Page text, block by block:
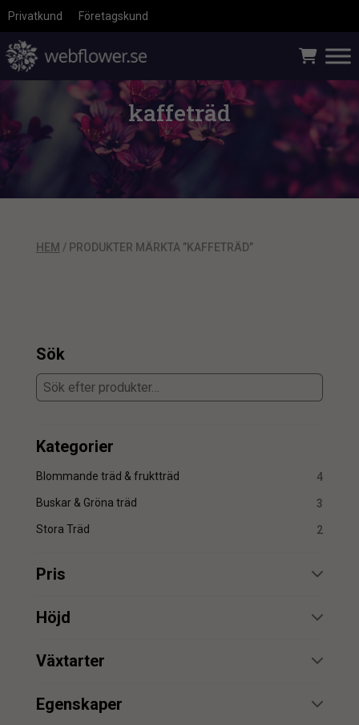
Privatkund Företagskund
kaffeträd
HEM / PRODUKTER MÄRKTA ”KAFFETRÄD”
Sök
Kategorier
Blommande träd & fruktträd 4
Buskar & Gröna träd 3
Stora Träd 2
Pris
min.
min. max.
Höjd
min.
Växtarter
Egenskaper